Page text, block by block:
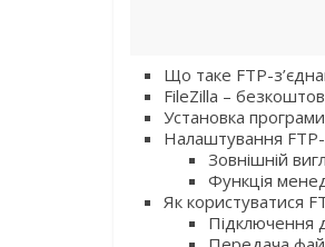
Що таке FTP-
FileZilla –
Установка програми
Налаштування FTP-
Зовнішній
Функція
Як користуватися
Підключення